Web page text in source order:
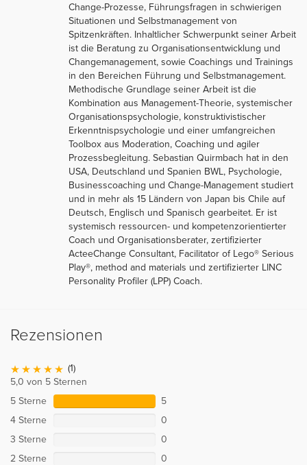
Change-Prozesse, Führungsfragen in schwierigen
Situationen und Selbstmanagement von
Spitzenkräften. Inhaltlicher Schwerpunkt seiner Arbeit
ist die Beratung zu Organisationsentwicklung und
Changemanagement, sowie Coachings und Trainings
in den Bereichen Führung und Selbstmanagement.
Methodische Grundlage seiner Arbeit ist die
Kombination aus Management-Theorie, systemischer
Organisationspsychologie, konstruktivistischer
Erkenntnispsychologie und einer umfangreichen
Toolbox aus Moderation, Coaching und agiler
Prozessbegleitung. Sebastian Quirmbach hat in den
USA, Deutschland und Spanien BWL, Psychologie,
Businesscoaching und Change-Management studiert
und in mehr als 15 Ländern von Japan bis Chile auf
Deutsch, Englisch und Spanisch gearbeitet. Er ist
systemisch ressourcen- und kompetenzorientierter
Coach und Organisationsberater, zertifizierter
ActeeChange Consultant, Facilitator of Lego® Serious
Play®, method and materials und zertifizierter LINC
Personality Profiler (LPP) Coach.
Rezensionen
(1)
5,0 von 5 Sternen
5 Sterne
5
4 Sterne
0
3 Sterne
0
2 Sterne
0